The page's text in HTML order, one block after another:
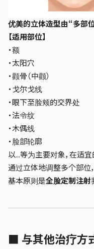
优美的立体造型由“多部
【适用部位】
・额
・太阳穴
・颧骨（中颧）
・戈尔戈线
・眼下至脸颊的交界处
・法令纹
・木偶线
・脸部轮廓
以...等为主要对象，在适
通过立体地调整多个部位
基本原则是全脸定制注射
■ 与其他治疗方